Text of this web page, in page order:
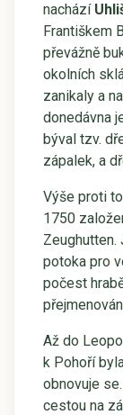
nachází
Františkem
převážně
okolních
zanikaly a
donedávna
býval tzv.
zápalek, a
Výše proti
1750
potoka pro
počest
Až do
k Pohoří
obnovuje
cestou na